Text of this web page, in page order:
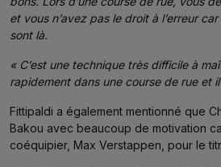
et vous n’avez pas le droit à l’erreur
sont là.
« C’est une technique très difficile à
rapidement dans une course de rue et
Fittipaldi a également mentionné que
Bakou avec beaucoup de motivation
coéquipier, Max Verstappen, pour le